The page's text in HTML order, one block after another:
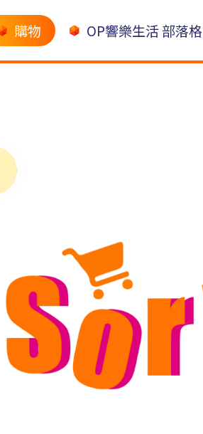
購物 OP響樂生活 部落格